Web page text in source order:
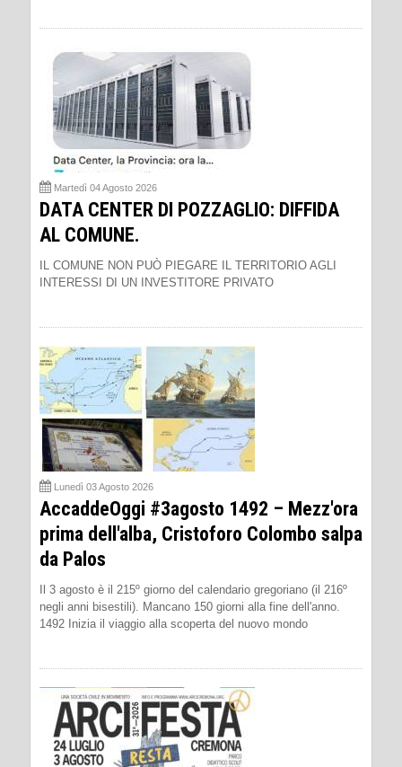
Martedì 04 Agosto 2026
DATA CENTER DI POZZAGLIO: DIFFIDA
AL COMUNE.
IL COMUNE NON PUÒ PIEGARE IL TERRITORIO AGLI
INTERESSI DI UN INVESTITORE PRIVATO
Lunedì 03 Agosto 2026
AccaddeOggi #3agosto 1492 – Mezz'ora
prima dell'alba, Cristoforo Colombo salpa
da Palos
Il 3 agosto è il 215º giorno del calendario gregoriano (il 216º
negli anni bisestili). Mancano 150 giorni alla fine dell'anno.
1492 Inizia il viaggio alla scoperta del nuovo mondo